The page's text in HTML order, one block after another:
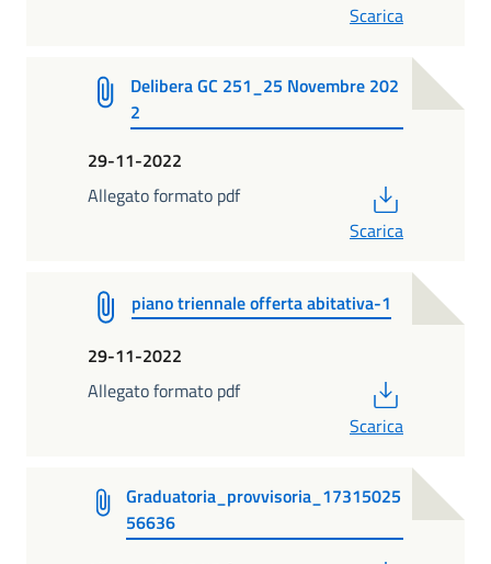
Scarica
Delibera GC 251_25 Novembre 202
2
29-11-2022
Allegato formato pdf
Scarica
piano triennale offerta abitativa-1
29-11-2022
Allegato formato pdf
Scarica
Graduatoria_provvisoria_17315025
56636